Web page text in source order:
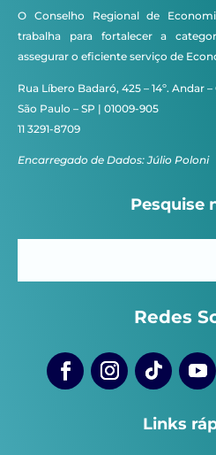
O Conselho Regional de
trabalha para fortalecer a
assegurar o eficiente serviço de
Rua Líbero Badaró, 425 – 14º. Andar
São Paulo – SP | 01009-905
11 3291-8709
Encarregado de Dados: Júlio Poloni
Pesquise
Redes
Links